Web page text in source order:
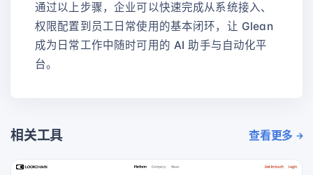
通过以上步骤，企业可以快速完成从系统接入、
权限配置到员工日常使用的基本闭环，让 Glean
成为日常工作中随时可用的 AI 助手与自动化平
台。
相关工具 查看更多